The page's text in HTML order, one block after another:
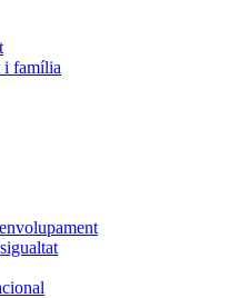
i família